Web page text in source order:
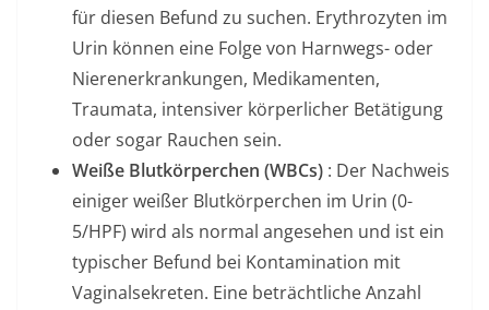
für diesen Befund zu suchen. Erythrozyten im
Urin können eine Folge von Harnwegs- oder
Nierenerkrankungen, Medikamenten,
Traumata, intensiver körperlicher Betätigung
oder sogar Rauchen sein.
Weiße Blutkörperchen (WBCs) : Der Nachweis
einiger weißer Blutkörperchen im Urin (0-
5/HPF) wird als normal angesehen und ist ein
typischer Befund bei Kontamination mit
Vaginalsekreten. Eine beträchtliche Anzahl